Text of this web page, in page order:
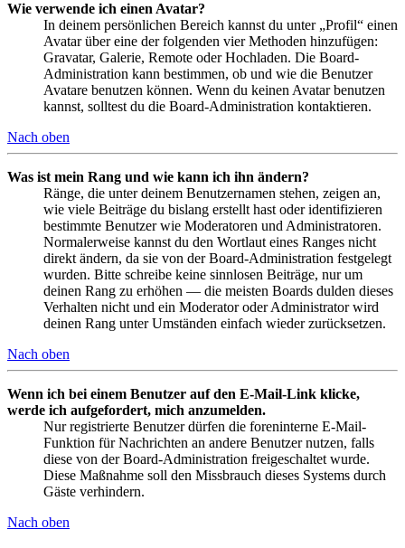
Wie verwende ich einen Avatar?
In deinem persönlichen Bereich kannst du unter „Profil“ einen
Avatar über eine der folgenden vier Methoden hinzufügen:
Gravatar, Galerie, Remote oder Hochladen. Die Board-
Administration kann bestimmen, ob und wie die Benutzer
Avatare benutzen können. Wenn du keinen Avatar benutzen
kannst, solltest du die Board-Administration kontaktieren.
Nach oben
Was ist mein Rang und wie kann ich ihn ändern?
Ränge, die unter deinem Benutzernamen stehen, zeigen an,
wie viele Beiträge du bislang erstellt hast oder identifizieren
bestimmte Benutzer wie Moderatoren und Administratoren.
Normalerweise kannst du den Wortlaut eines Ranges nicht
direkt ändern, da sie von der Board-Administration festgelegt
wurden. Bitte schreibe keine sinnlosen Beiträge, nur um
deinen Rang zu erhöhen — die meisten Boards dulden dieses
Verhalten nicht und ein Moderator oder Administrator wird
deinen Rang unter Umständen einfach wieder zurücksetzen.
Nach oben
Wenn ich bei einem Benutzer auf den E-Mail-Link klicke,
werde ich aufgefordert, mich anzumelden.
Nur registrierte Benutzer dürfen die foreninterne E-Mail-
Funktion für Nachrichten an andere Benutzer nutzen, falls
diese von der Board-Administration freigeschaltet wurde.
Diese Maßnahme soll den Missbrauch dieses Systems durch
Gäste verhindern.
Nach oben